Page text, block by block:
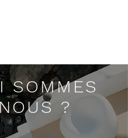
SOMMES
?